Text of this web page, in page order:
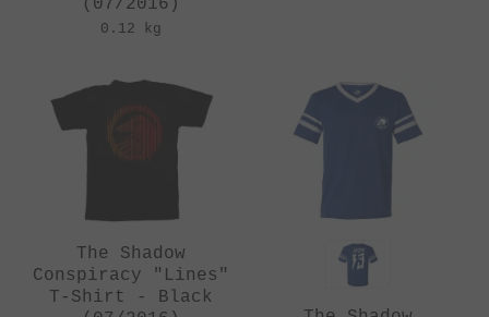
(07/2016)
0.12 kg
The Shadow
Conspiracy "Lines"
T-Shirt - Black